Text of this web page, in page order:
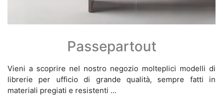
Passepartout
Vieni a scoprire nel nostro negozio molteplici modelli di
librerie per ufficio di grande qualità, sempre fatti in
materiali pregiati e resistenti ...